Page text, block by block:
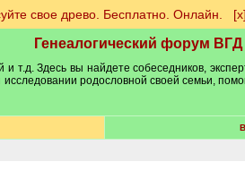
свое древо. Бесплатно. Онлайн. [х]
Генеалогический форум ВГД
т.д. Здесь вы найдете собеседников,
родословной своей семьи,